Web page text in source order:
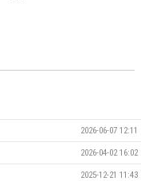
2026-06-07 12:11
2026-04-02 16:02
2025-12-21 11:43